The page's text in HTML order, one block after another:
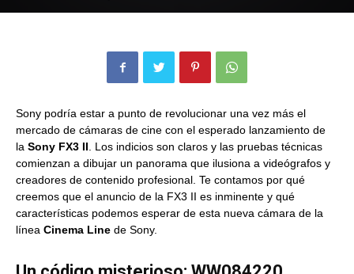
Sony podría estar a punto de revolucionar una vez más el
mercado de cámaras de cine con el esperado lanzamiento de
la Sony FX3 II . Los indicios son claros y las pruebas técnicas
comienzan a dibujar un panorama que ilusiona a videógrafos y
creadores de contenido profesional. Te contamos por qué
creemos que el anuncio de la FX3 II es inminente y qué
características podemos esperar de esta nueva cámara de la
línea Cinema Line de Sony.